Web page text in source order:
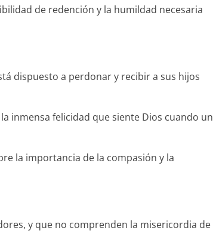
de redención y la humildad necesaria
dispuesto a perdonar y recibir a sus hijos
inmensa felicidad que siente Dios cuando un
la importancia de la compasión y la
y que no comprenden la misericordia de